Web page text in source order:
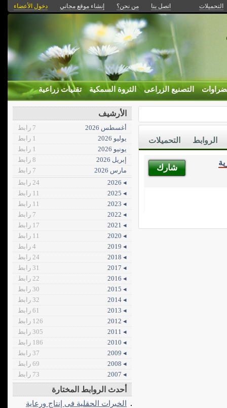
التحميلات اتصل بنا من نحن؟ إنشاء موقع مجاني دخول الأعضاء
التصنيع الزراعى الثروة السمكية تقنيات زراعية
التحميلات الروابط
شارك
الأرشيف
أغسطس 2026
7 رابط
يوليو 2026
1 رابط
يونيو 2026
1 رابط
إبريل 2026
8 رابط
مارس 2026
7 رابط
◂ 2026
24 رابط
◂ 2025
11 رابط
◂ 2023
11 رابط
◂ 2022
7 رابط
◂ 2021
17 رابط
◂ 2020
11 رابط
◂ 2019
4 رابط
◂ 2018
24 رابط
◂ 2017
31 رابط
◂ 2016
22 رابط
◂ 2015
30 رابط
◂ 2014
32 رابط
◂ 2013
61 رابط
◂ 2012
126 رابط
◂ 2011
305 رابط
◂ 2010
186 رابط
◂ 2009
37 رابط
◂ 2008
69 رابط
◂ 2007
73 رابط
أحدث الروابط المختارة
الخبرات الحقلية فى إنتاج ورعاية